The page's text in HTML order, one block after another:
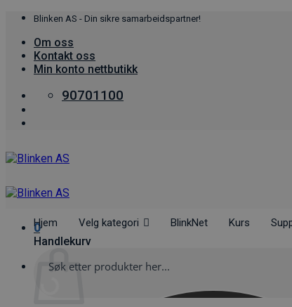
Skip
content
Blinken AS - Din sikre samarbeidspartner!
Om oss
Kontakt oss
Min konto nettbutikk
90701100
0
Handlekurv
Hjem Velg kategori BlinkNet Kurs